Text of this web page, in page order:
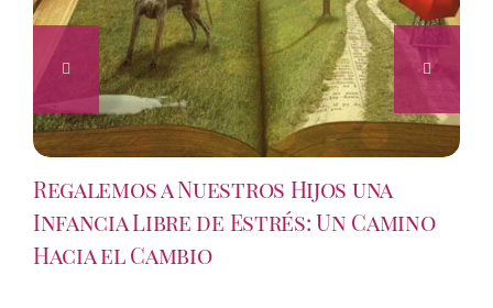
Regalemos a Nuestros Hijos una
Infancia Libre de Estrés: Un Camino
Hacia el Cambio